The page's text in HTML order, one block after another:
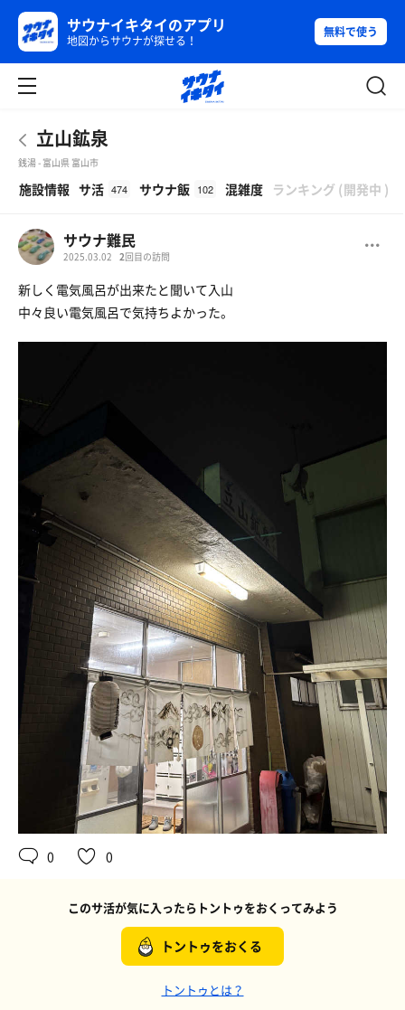
サウナイキタイのアプリ
地図からサウナが探せる！
無料で使う
立山鉱泉
銭湯 - 富山県 富山市
施設情報 サ活 474 サウナ飯 102 混雑度 ランキング (開発中 )
サウナ難民
2025.03.02 2回目の訪問
新しく電気風呂が出来たと聞いて入山
中々良い電気風呂で気持ちよかった。
0 0
このサ活が気に入ったらトントゥをおくってみよう
トントゥをおくる
トントゥとは？